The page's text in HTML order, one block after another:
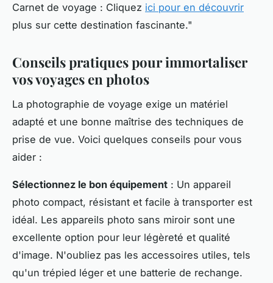
Carnet de voyage : Cliquez ici pour en découvrir
plus sur cette destination fascinante."
Conseils pratiques pour immortaliser
vos voyages en photos
La photographie de voyage exige un matériel
adapté et une bonne maîtrise des techniques de
prise de vue. Voici quelques conseils pour vous
aider :
Sélectionnez le bon équipement : Un appareil
photo compact, résistant et facile à transporter est
idéal. Les appareils photo sans miroir sont une
excellente option pour leur légèreté et qualité
d'image. N'oubliez pas les accessoires utiles, tels
qu'un trépied léger et une batterie de rechange.